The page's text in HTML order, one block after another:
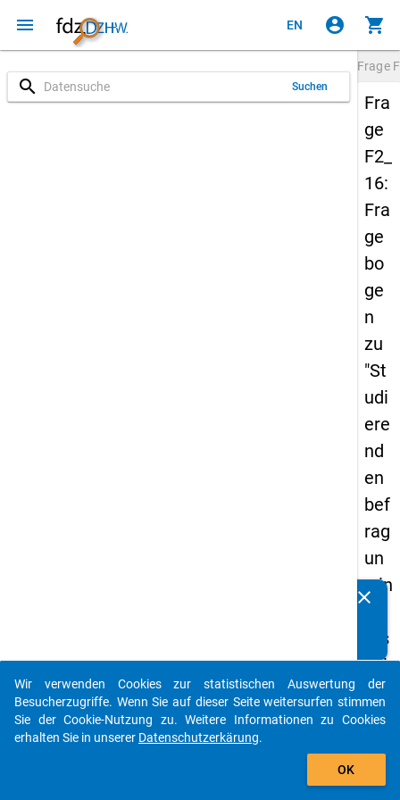
menu EN account_circle shopping_cart
search Suchen
Frage
Fra
ge
F2_
16:
Fra
ge
bo
ge
n
zu
"St
udi
ere
nd
en
bef
rag
un
g in
uts
chl
an
d
clear
auto_stories
add_shopping_cart
Wir verwenden Cookies zur statistischen Auswertung der
Besucherzugriffe. Wenn Sie auf dieser Seite weitersurfen stimmen
Sie der Cookie-Nutzung zu. Weitere Informationen zu Cookies
erhalten Sie in unserer Datenschutzerkärung.
OK